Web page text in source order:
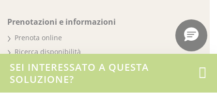
SEI INTERESSATO A QUESTA
SOLUZIONE?
Prenotazioni e informazioni
Prenota online
Ricerca disponibilità
Soggiorna al Villaggio
Condizioni di prenotazione e cancellazione
Dove siamo · Mappa